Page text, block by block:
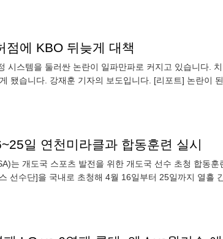
점에 KBO 뒤늦게 대책
로 커지고 있습니다. 치명적인 허점이 드
일 연천미라클과 합동훈련 실시
는 개도국 스포츠 발전을 위한 개도국 선수 초청 합동훈
선수단]을 국내로 초청해 4월 16일부터 25일까지 열흘